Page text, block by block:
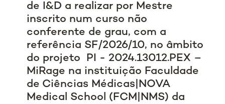
de I&D a realizar por Mestre
inscrito num curso não
conferente de grau, com a
referência SF/2026/10, no âmbito
do projeto PI - 2024.13012.PEX –
MiRage na instituição Faculdade
de Ciências Médicas|NOVA
Medical School (FCM|NMS) da